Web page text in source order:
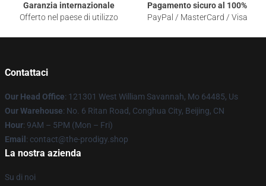
Garanzia internazionale
Offerto nel paese di utilizzo
Pagamento sicuro al 100%
PayPal / MasterCard / Visa
Contattaci
Our Head Office: 121301 West William Savannah, Mo 64485, Us
Our Warehouse: No. 6 Ritan Road, Conghua City, Beijing, CN
Hour: 9AM – 5PM (Mon – Fri)
Email : contact@the-prodigy.shop
La nostra azienda
Su di noi